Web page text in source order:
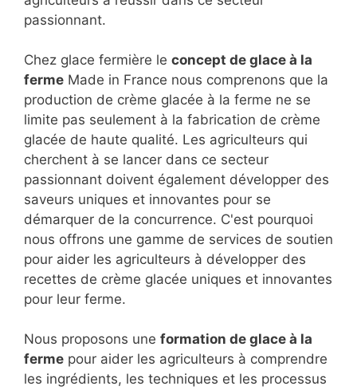
passionnant.
Chez glace fermière le concept de glace à la
ferme Made in France nous comprenons que la
production de crème glacée à la ferme ne se
limite pas seulement à la fabrication de crème
glacée de haute qualité. Les agriculteurs qui
cherchent à se lancer dans ce secteur
passionnant doivent également développer des
saveurs uniques et innovantes pour se
démarquer de la concurrence. C'est pourquoi
nous offrons une gamme de services de soutien
pour aider les agriculteurs à développer des
recettes de crème glacée uniques et innovantes
pour leur ferme.
Nous proposons une formation de glace à la
ferme pour aider les agriculteurs à comprendre
les ingrédients, les techniques et les processus